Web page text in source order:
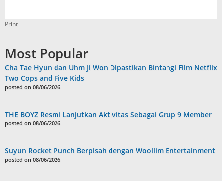
Print
Most Popular
Cha Tae Hyun dan Uhm Ji Won Dipastikan Bintangi Film Netflix
Two Cops and Five Kids
posted on 08/06/2026
THE BOYZ Resmi Lanjutkan Aktivitas Sebagai Grup 9 Member
posted on 08/06/2026
Suyun Rocket Punch Berpisah dengan Woollim Entertainment
posted on 08/06/2026